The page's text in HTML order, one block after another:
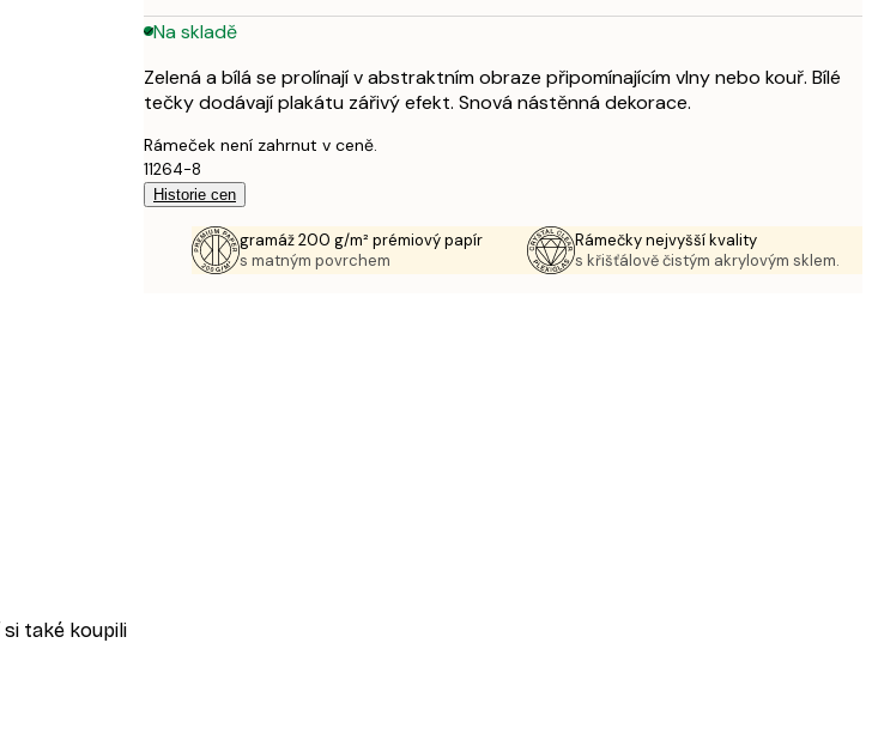
Na skladě
Zelená a bílá se prolínají v abstraktním obraze připomínajícím vlny nebo kouř. Bílé
tečky dodávají plakátu zářivý efekt. Snová nástěnná dekorace.
Rámeček není zahrnut v ceně.
11264-8
Historie cen
gramáž 200 g/m² prémiový papír
s matným povrchem
Rámečky nejvyšší kvality
s křišťálově čistým akrylovým sklem.
také koupili